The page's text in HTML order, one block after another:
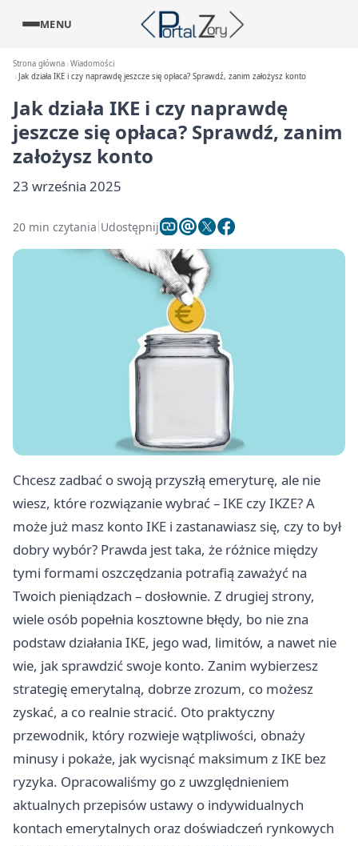
MENU
Strona główna Wiadomości
Jak działa IKE i czy naprawdę jeszcze się opłaca? Sprawdź, zanim założysz konto
Jak działa IKE i czy naprawdę
jeszcze się opłaca? Sprawdź, zanim
założysz konto
23 września 2025
20 min czytania Udostępnij
Chcesz zadbać o swoją przyszłą emeryturę, ale nie
wiesz, które rozwiązanie wybrać – IKE czy IKZE? A
może już masz konto IKE i zastanawiasz się, czy to był
dobry wybór? Prawda jest taka, że różnice między
tymi formami oszczędzania potrafią zaważyć na
Twoich pieniądzach – dosłownie. Z drugiej strony,
wiele osób popełnia kosztowne błędy, bo nie zna
podstaw działania IKE, jego wad, limitów, a nawet nie
wie, jak sprawdzić swoje konto. Zanim wybierzesz
strategię emerytalną, dobrze zrozum, co możesz
zyskać, a co realnie stracić. Oto praktyczny
przewodnik, który rozwieje wątpliwości, obnaży
minusy i pokaże, jak wycisnąć maksimum z IKE bez
ryzyka. Opracowaliśmy go z uwzględnieniem
aktualnych przepisów ustawy o indywidualnych
kontach emerytalnych oraz doświadczeń rynkowych